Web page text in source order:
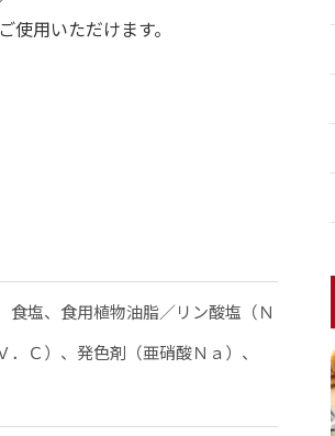
使用いただけます。
食塩、食用植物油脂／リン酸塩（Ｎ
Ｃ）、発色剤（亜硝酸Ｎａ）、